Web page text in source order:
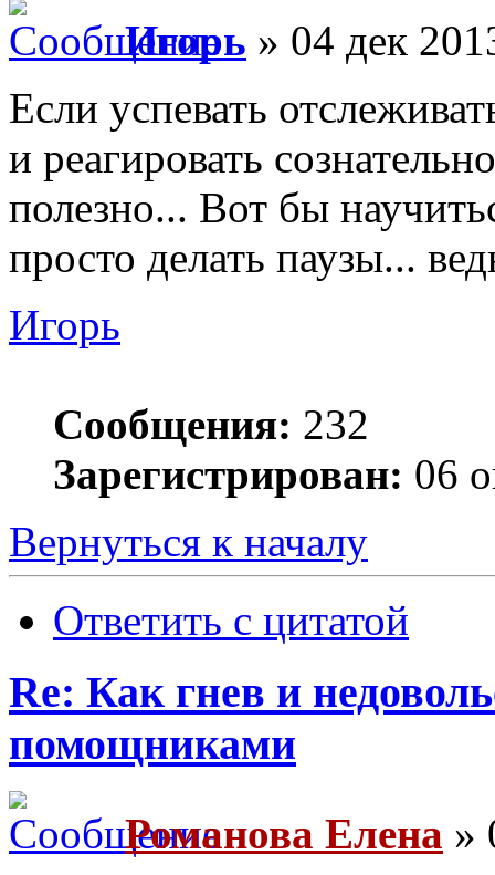
Игорь » 04 дек
Если успевать
и реагировать
полезно... Вот бы
просто делать паузы...
Игорь
Сообщения: 232
Зарегистрирован: 06
Вернуться к началу
Ответить с цитатой
Re: Как гнев и
помощниками
Романова Елена »